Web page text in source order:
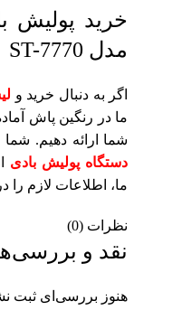
مدل ST-7770
اگر به دنبال خرید و
ما در رنگین پاش
شما ارائه دهیم.
دستگاه پولیش بادی
ما، اطلاعات لازم را
نظرات (0)
نقد و
هنوز بررسی‌ای ثبت